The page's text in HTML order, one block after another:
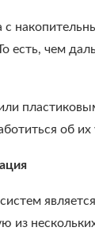
с
есть, чем
об
из